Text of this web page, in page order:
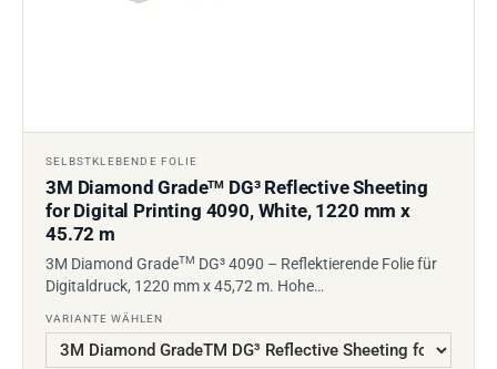
SELBSTKLEBENDE FOLIE
3M Diamond GradeTM DG³ Reflective Sheeting
for Digital Printing 4090, White, 1220 mm x
45.72 m
3M Diamond GradeTM DG³ 4090 – Reflektierende Folie für
Digitaldruck, 1220 mm x 45,72 m. Hohe…
VARIANTE WÄHLEN